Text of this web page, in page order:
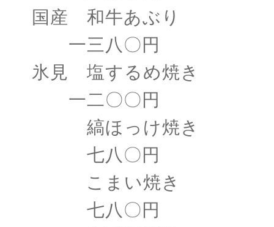
国産 和牛あぶり
一三八〇円
氷見 塩するめ焼き
一二〇〇円
縞ほっけ焼き
七八〇円
こまい焼き
七八〇円